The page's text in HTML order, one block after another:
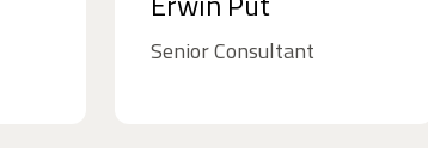
Senior Consultant